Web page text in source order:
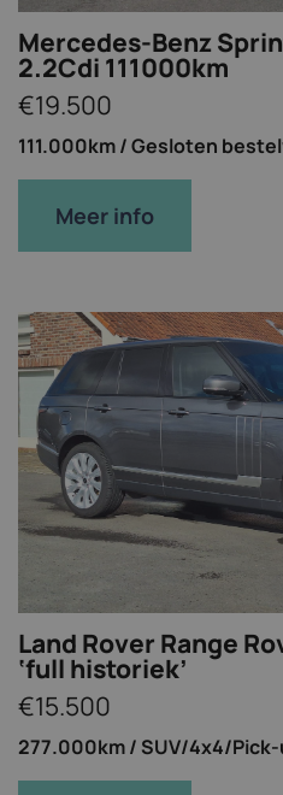
Mercedes-Benz
2.2Cdi 111000km
€19.500
111.000km /Gesloten
Meer info
Land Rover Range
‘full historiek’
€15.500
277.000km / SUV/4x4/